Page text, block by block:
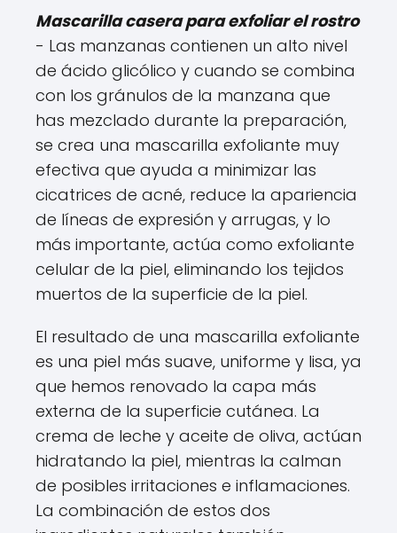
Mascarilla casera para exfoliar el rostro
- Las manzanas contienen un alto nivel
de ácido glicólico y cuando se combina
con los gránulos de la manzana que
has mezclado durante la preparación,
se crea una mascarilla exfoliante muy
efectiva que ayuda a minimizar las
cicatrices de acné, reduce la apariencia
de líneas de expresión y arrugas, y lo
más importante, actúa como exfoliante
celular de la piel, eliminando los tejidos
muertos de la superficie de la piel.
El resultado de una mascarilla exfoliante
es una piel más suave, uniforme y lisa, ya
que hemos renovado la capa más
externa de la superficie cutánea. La
crema de leche y aceite de oliva, actúan
hidratando la piel, mientras la calman
de posibles irritaciones e inflamaciones.
La combinación de estos dos